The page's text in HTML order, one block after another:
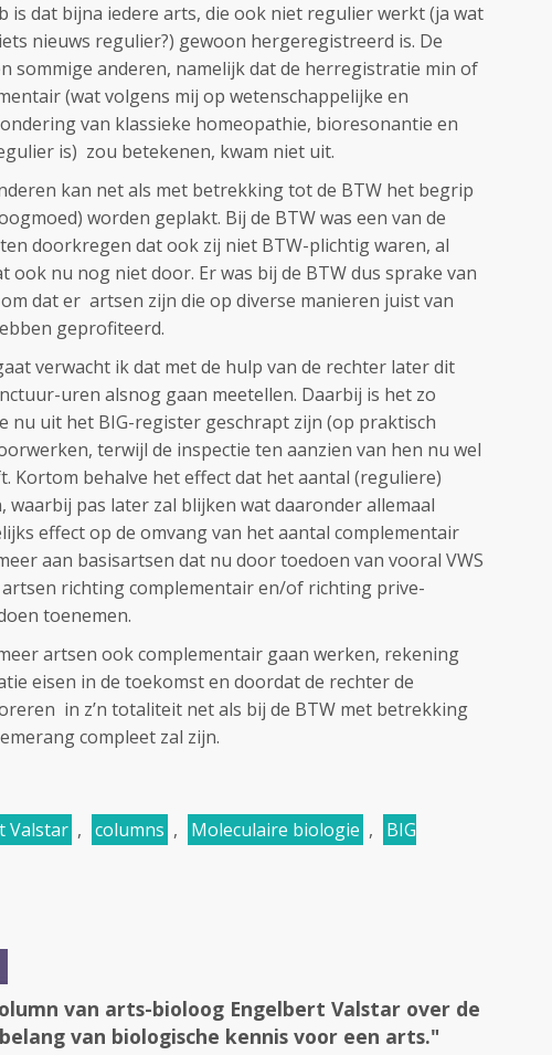
is dat bijna iedere arts, die ook niet regulier werkt (ja wat
nieuws regulier?) gewoon hergeregistreerd is. De
sommige anderen, namelijk dat de herregistratie min of
(wat volgens mij op wetenschappelijke en
van klassieke homeopathie, bioresonantie en
is) zou betekenen, kwam niet uit.
kan net als met betrekking tot de BTW het begrip
worden geplakt. Bij de BTW was een van de
doorkregen dat ook zij niet BTW-plichtig waren, al
ook nu nog niet door. Er was bij de BTW dus sprake van
dat er artsen zijn die op diverse manieren juist van
geprofiteerd.
verwacht ik dat met de hulp van de rechter later dit
uren alsnog gaan meetellen. Daarbij is het zo
nu uit het BIG-register geschrapt zijn (op praktisch
terwijl de inspectie ten aanzien van hen nu wel
Kortom behalve het effect dat het aantal (reguliere)
pas later zal blijken wat daaronder allemaal
effect op de omvang van het aantal complementair
aan basisartsen dat nu door toedoen van vooral VWS
richting complementair en/of richting prive-
toenemen.
artsen ook complementair gaan werken, rekening
eisen in de toekomst en doordat de rechter de
in z’n totaliteit net als bij de BTW met betrekking
compleet zal zijn.
Valstar , columns , Moleculaire biologie ,
BIG
van arts-bioloog Engelbert Valstar over de
van biologische kennis voor een arts."